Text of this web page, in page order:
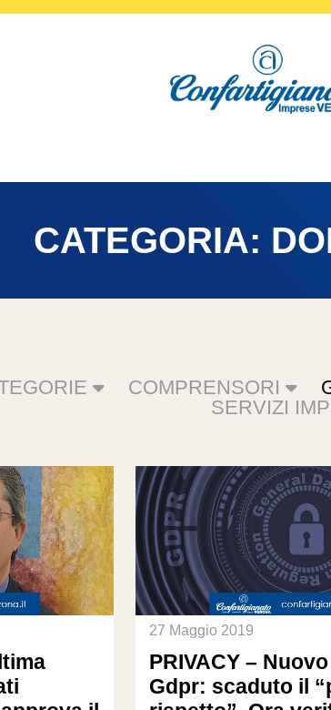
CATEGORIA:
COMPRENSORI
SERVIZI
27 Maggio 2019
PRIVACY –
Gdpr: scaduto il